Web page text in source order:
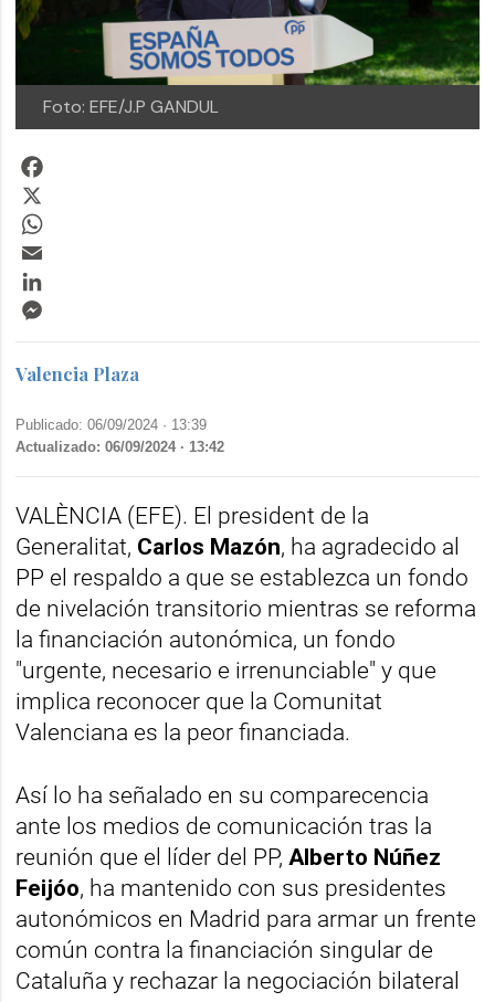
Foto: EFE/J.P GANDUL
Valencia Plaza
Publicado: 06/09/2024 · 13:39
Actualizado: 06/09/2024 · 13:42
VALÈNCIA (EFE). El president de la
Generalitat, Carlos Mazón, ha agradecido al
PP el respaldo a que se establezca un fondo
de nivelación transitorio mientras se reforma
la financiación autonómica, un fondo
"urgente, necesario e irrenunciable" y que
implica reconocer que la Comunitat
Valenciana es la peor financiada.
Así lo ha señalado en su comparecencia
ante los medios de comunicación tras la
reunión que el líder del PP, Alberto Núñez
Feijóo, ha mantenido con sus presidentes
autonómicos en Madrid para armar un frente
común contra la financiación singular de
Cataluña y rechazar la negociación bilateral